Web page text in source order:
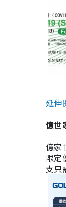
延伸
億世
億家
限定
支只